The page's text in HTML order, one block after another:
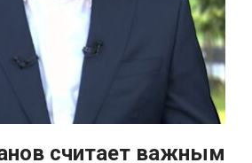
считает важным